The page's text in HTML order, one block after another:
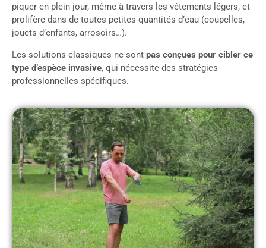
piquer en plein jour, même à travers les vêtements légers, et
prolifère dans de toutes petites quantités d’eau (coupelles,
jouets d’enfants, arrosoirs…).
Les solutions classiques ne sont pas conçues pour cibler ce
type d’espèce invasive, qui nécessite des stratégies
professionnelles spécifiques.